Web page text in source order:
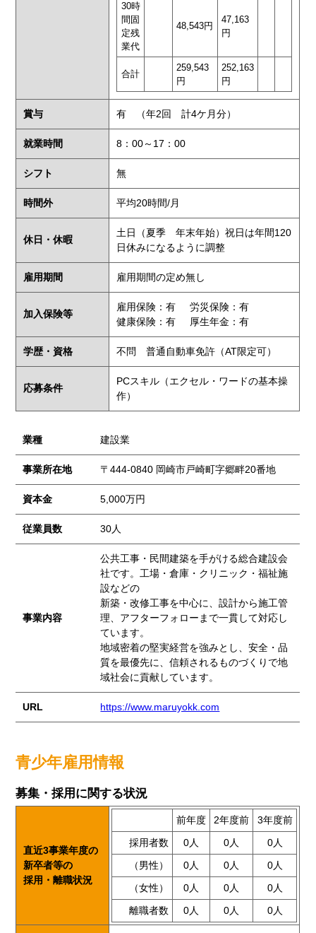
30時
間固
定残
業代
48,543円
47,163
円
合計
259,543
円
252,163
円
賞与 有 （年2回 計4ケ月分）
就業時間 8：00～17：00
シフト 無
時間外 平均20時間/月
休日・休暇
土日（夏季 年末年始）祝日は年間120
日休みになるように調整
雇用期間 雇用期間の定め無し
加入保険等
雇用保険：有
労災保険：有
健康保険：有
厚生年金：有
学歴・資格 不問 普通自動車免許（AT限定可）
応募条件
PCスキル（エクセル・ワードの基本操
作）
業種 建設業
事業所在地 〒444-0840 岡崎市戸崎町字郷畔20番地
資本金 5,000万円
従業員数 30人
事業内容
公共工事・民間建築を手がける総合建設会
社です。工場・倉庫・クリニック・福祉施
設などの
新築・改修工事を中心に、設計から施工管
理、アフターフォローまで一貫して対応し
ています。
地域密着の堅実経営を強みとし、安全・品
質を最優先に、信頼されるものづくりで地
域社会に貢献しています。
URL https://www.maruyokk.com
青少年雇用情報
募集・採用に関する状況
直近3事業年度の
新卒者等の
採用・離職状況
前年度 2年度前
3年度前
採用者数
0人 0人
0人
（男性）
0人 0人
0人
（女性）
0人 0人
0人
離職者数
0人 0人 0人